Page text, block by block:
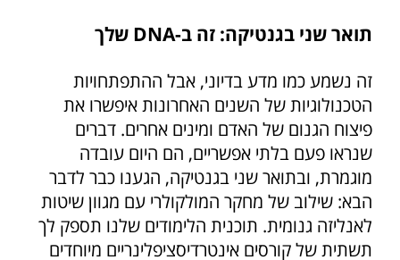
תואר שני בגנטיקה: זה ב-DNA שלך
זה נשמע כמו מדע בדיוני, אבל ההתפתחויות
הטכנולוגיות של השנים האחרונות איפשרו את
פיצוח הגנום של האדם ומינים אחרים. דברים
שנראו פעם בלתי אפשריים, הם היום עובדה
מוגמרת, ובתואר שני בגנטיקה, הגענו כבר לדבר
הבא: שילוב של מחקר המולקולרי עם מגוון שיטות
לאנליזה גנומית. תוכנית הלימודים שלנו תספק לך
תשתית של קורסים אינטרדיסציפלינריים מיוחדים